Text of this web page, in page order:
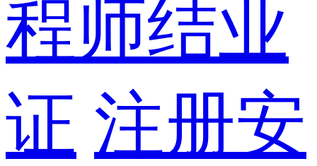
程师结业
证 注册安